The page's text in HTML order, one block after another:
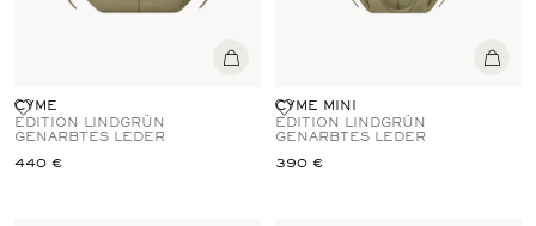
CYME
EDITION LINDGRÜN
GENARBTES LEDER
440 €
CYME MINI
EDITION LINDGRÜN
GENARBTES LEDER
390 €